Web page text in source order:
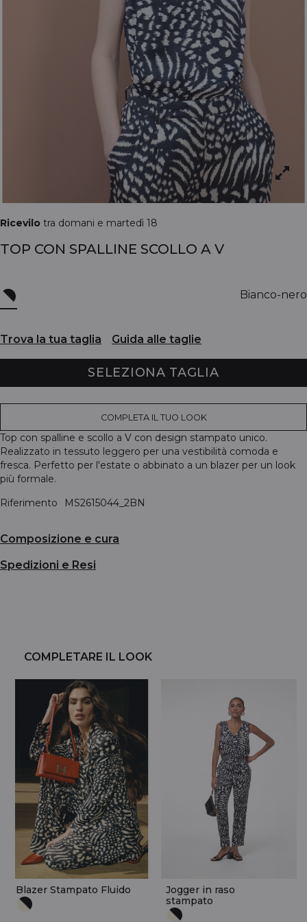
Ricevilo tra domani e martedì 18
TOP CON SPALLINE SCOLLO A V
Bianco-nero
Trova la tua taglia Guida alle taglie
SELEZIONA TAGLIA
COMPLETA IL TUO LOOK
Top con spalline e scollo a V con design stampato unico.
Realizzato in tessuto leggero per una vestibilità comoda e
fresca. Perfetto per l'estate o abbinato a un blazer per un look
più formale.
Riferimento
MS2615044_2BN
Composizione e cura
Spedizioni e Resi
COMPLETARE IL LOOK
Blazer Stampato Fluido
Jogger in raso
stampato